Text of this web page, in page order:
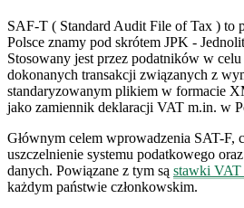
SAF-T ( Standard Audit File of Tax ) to
Polsce znamy pod skrótem JPK -
Stosowany jest przez podatników w
dokonanych transakcji związanych z
standaryzowanym plikiem w formacie
jako zamiennik deklaracji VAT m.in. w
Głównym celem wprowadzenia SAT-F,
uszczelnienie systemu podatkowego
danych. Powiązane z tym są stawki
każdym państwie członkowskim.